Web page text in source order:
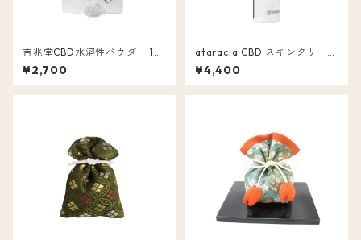
吉兆堂CBD水溶性パウダー 10
包入 CBD 20mg
¥2,700
ataracia CBD スキンクリーム
含有量 500mg
¥4,400